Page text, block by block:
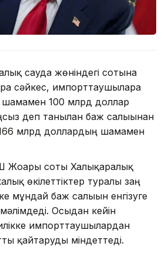
сауда жөніндегі сотына
сәйкес, импорттаушыларға
шамамен 100 млрд доллар
деп танылған баж салығынан
млрд доллардың шамамен
соты Халықаралық
өкілеттіктер туралы заң
мұндай баж салығын енгізуге
Осыдан кейін
импорттаушылардан
қайтаруды міндеттеді.